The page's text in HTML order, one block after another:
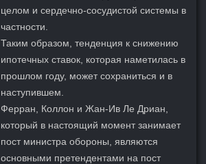
целом и сердечно-сосудистой системы в
частности.
Таким образом, тенденция к снижению
ипотечных ставок, которая наметилась в
прошлом году, может сохраниться и в
наступившем.
Ферран, Коллон и Жан-Ив Ле Дриан,
который в настоящий момент занимает
пост министра обороны, являются
основными претендентами на пост